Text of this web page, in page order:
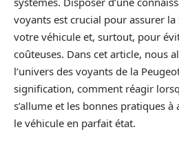
voyants est crucial pour assurer
votre véhicule et, surtout, pour
coûteuses. Dans cet article, nous
l’univers des voyants de la
signification, comment réagir
s’allume et les bonnes pratiques
le véhicule en parfait état.